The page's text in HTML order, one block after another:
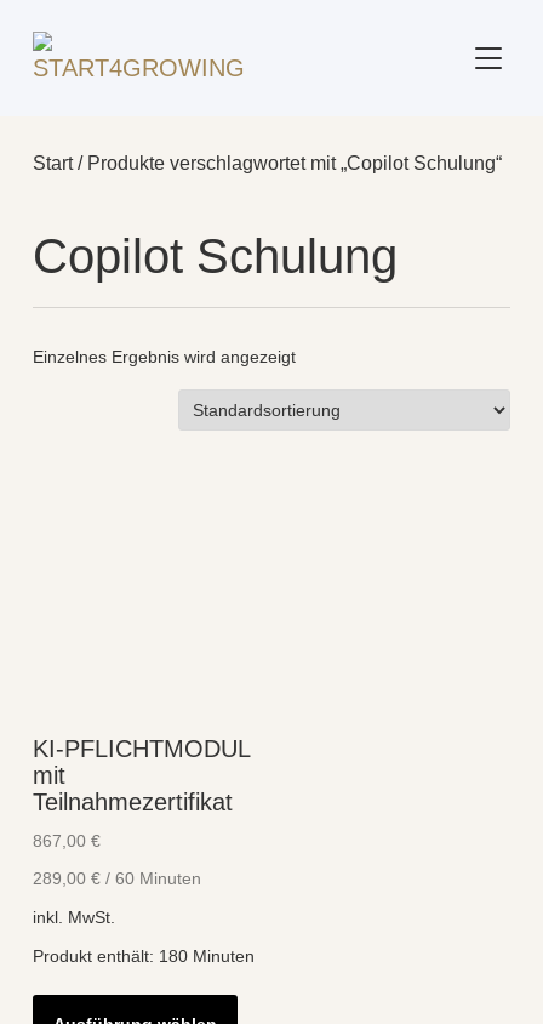
Start/ Produkte verschlagwortet mit „Copilot Schulung“
Copilot Schulung
Einzelnes Ergebnis wird angezeigt
KI-PFLICHTMODUL
mit
Teilnahmezertifikat
867,00 €
289,00 €/ 60 Minuten
inkl. MwSt.
Produkt enthält: 180 Minuten
Dieses